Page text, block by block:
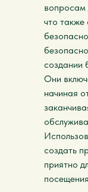
вопросам
что
создании
Они
начиная
создать
приятно